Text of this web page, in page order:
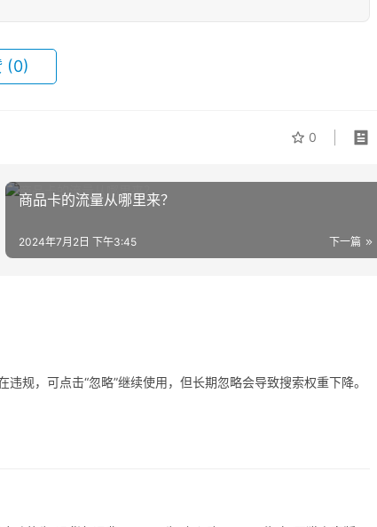
(0)
0
商品卡的流量从哪里来？
下一篇
2024年7月2日 下午3:45
规，可点击“忽略”继续使用，但长期忽略会导致搜索权重下降。